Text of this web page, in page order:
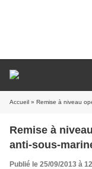
Accueil » Remise à niveau
Remise à
anti-sous-
Publié le 25/09/2013 à